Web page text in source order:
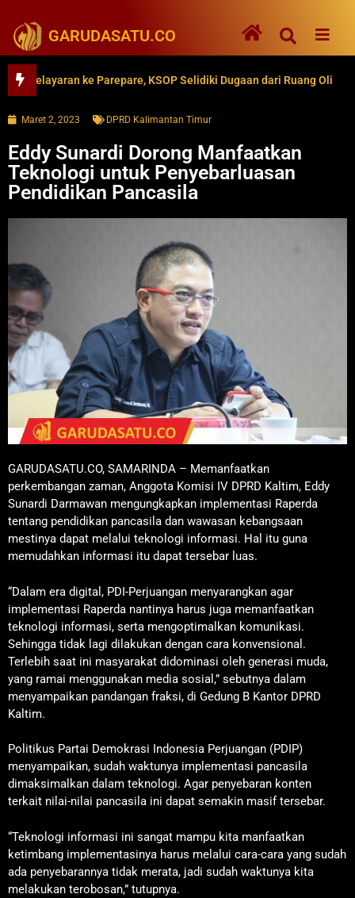
GARUDASATU.CO
ke Parepare, KSOP Selidiki Dugaan dari Ruang Oli
Maret 2, 2023 DPRD Kalimantan Timur
Eddy Sunardi Dorong Manfaatkan
Teknologi untuk Penyebarluasan
Pendidikan Pancasila
GARUDASATU.CO, SAMARINDA – Memanfaatkan
perkembangan zaman, Anggota Komisi IV DPRD Kaltim, Eddy
Sunardi Darmawan mengungkapkan implementasi Raperda
tentang pendidikan pancasila dan wawasan kebangsaan
mestinya dapat melalui teknologi informasi. Hal itu guna
memudahkan informasi itu dapat tersebar luas.
“Dalam era digital, PDI-Perjuangan menyarangkan agar
implementasi Raperda nantinya harus juga memanfaatkan
teknologi informasi, serta mengoptimalkan komunikasi.
Sehingga tidak lagi dilakukan dengan cara konvensional.
Terlebih saat ini masyarakat didominasi oleh generasi muda,
yang ramai menggunakan media sosial,” sebutnya dalam
menyampaikan pandangan fraksi, di Gedung B Kantor DPRD
Kaltim.
Politikus Partai Demokrasi Indonesia Perjuangan (PDIP)
menyampaikan, sudah waktunya implementasi pancasila
dimaksimalkan dalam teknologi. Agar penyebaran konten
terkait nilai-nilai pancasila ini dapat semakin masif tersebar.
“Teknologi informasi ini sangat mampu kita manfaatkan
ketimbang implementasinya harus melalui cara-cara yang sudah
ada penyebarannya tidak merata, jadi sudah waktunya kita
melakukan terobosan,” tutupnya.